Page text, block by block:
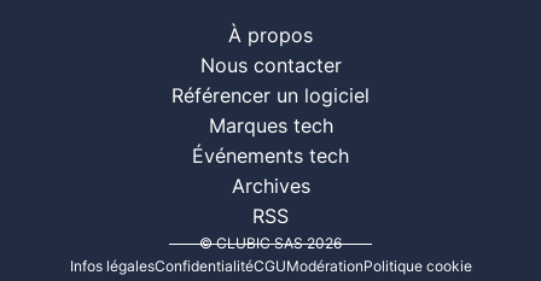
À propos
Nous contacter
Référencer un logiciel
Marques tech
Événements tech
Archives
RSS
© CLUBIC SAS 2026
Infos légalesConfidentialitéCGUModérationPolitique cookie